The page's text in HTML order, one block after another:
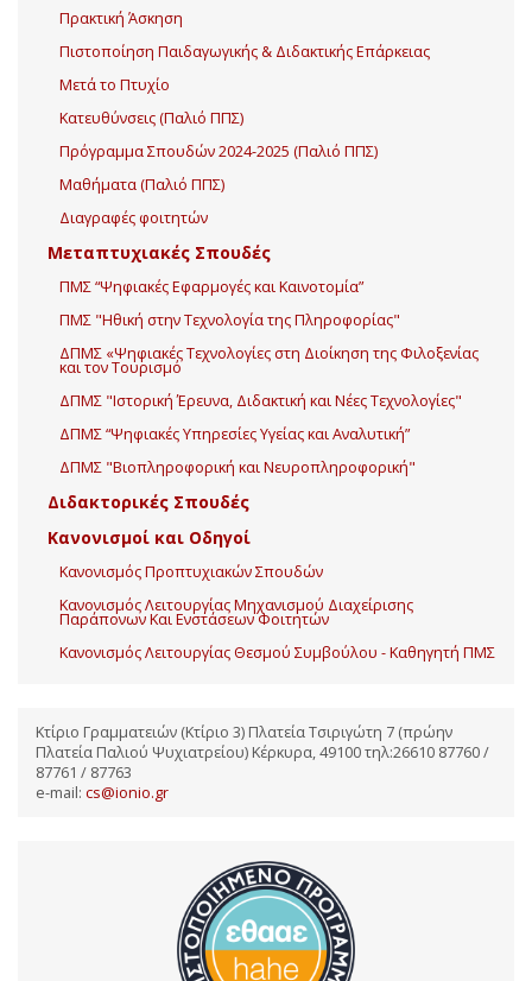
Πρακτική Άσκηση
Πιστοποίηση Παιδαγωγικής & Διδακτικής Επάρκειας
Μετά το Πτυχίο
Κατευθύνσεις (Παλιό ΠΠΣ)
Πρόγραμμα Σπουδών 2024-2025 (Παλιό ΠΠΣ)
Μαθήματα (Παλιό ΠΠΣ)
Διαγραφές φοιτητών
Μεταπτυχιακές Σπουδές
ΠΜΣ “Ψηφιακές Εφαρμογές και Καινοτομία”
ΠΜΣ "Ηθική στην Τεχνολογία της Πληροφορίας"
ΔΠΜΣ «Ψηφιακές Τεχνολογίες στη Διοίκηση της Φιλοξενίας
και τον Τουρισμό
ΔΠΜΣ "Ιστορική Έρευνα, Διδακτική και Νέες Τεχνολογίες"
ΔΠΜΣ “Ψηφιακές Υπηρεσίες Υγείας και Αναλυτική”
ΔΠΜΣ "Βιοπληροφορική και Νευροπληροφορική"
Διδακτορικές Σπουδές
Κανονισμοί και Οδηγοί
Κανονισμός Προπτυχιακών Σπουδών
Κανονισμός Λειτουργίας Μηχανισμού Διαχείρισης
Παράπονων Και Ενστάσεων Φοιτητών
Κανονισμός Λειτουργίας Θεσμού Συμβούλου - Καθηγητή ΠΜΣ
Κτίριο Γραμματειών (Κτίριο 3) Πλατεία Τσιριγώτη 7 (πρώην
Πλατεία Παλιού Ψυχιατρείου) Κέρκυρα, 49100 τηλ:26610 87760 /
87761 / 87763
e-mail: cs@ionio.gr